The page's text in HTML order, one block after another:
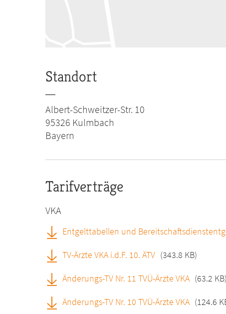
Standort
Albert-Schweitzer-Str. 10
95326 Kulmbach
Bayern
Tarifverträge
VKA
Entgelttabellen und
TV-Ärzte VKA i.d.F. 10. ÄTV (343.8 KB)
Änderungs-TV Nr. 11 TVÜ-Ärzte VKA (63.2 KB)
Änderungs-TV Nr. 10 TVÜ-Ärzte VKA (124.6